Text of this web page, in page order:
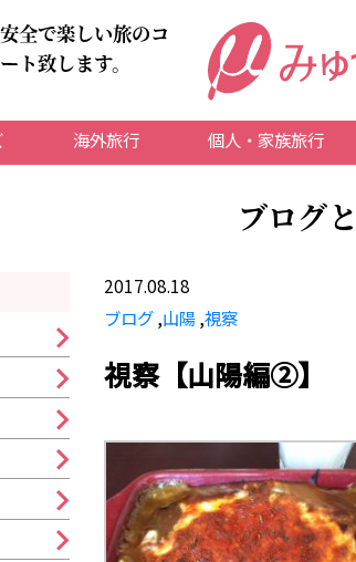
全で楽しい旅のコ
ト致します。
海外旅行 個人・家族旅行
ブログ
2017.08.18
ブログ,山陽,視察
視察【山陽編②】